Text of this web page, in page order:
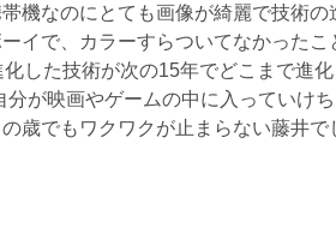
機なのにとても画像が綺麗で技術の
イで、カラーすらついてなかったこ
した技術が次の15年でどこまで進
が映画やゲームの中に入っていけ
歳でもワクワクが止まらない藤井